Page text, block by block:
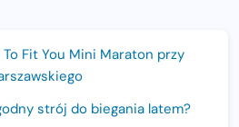
Fit You Mini Maraton przy
strój do biegania latem?